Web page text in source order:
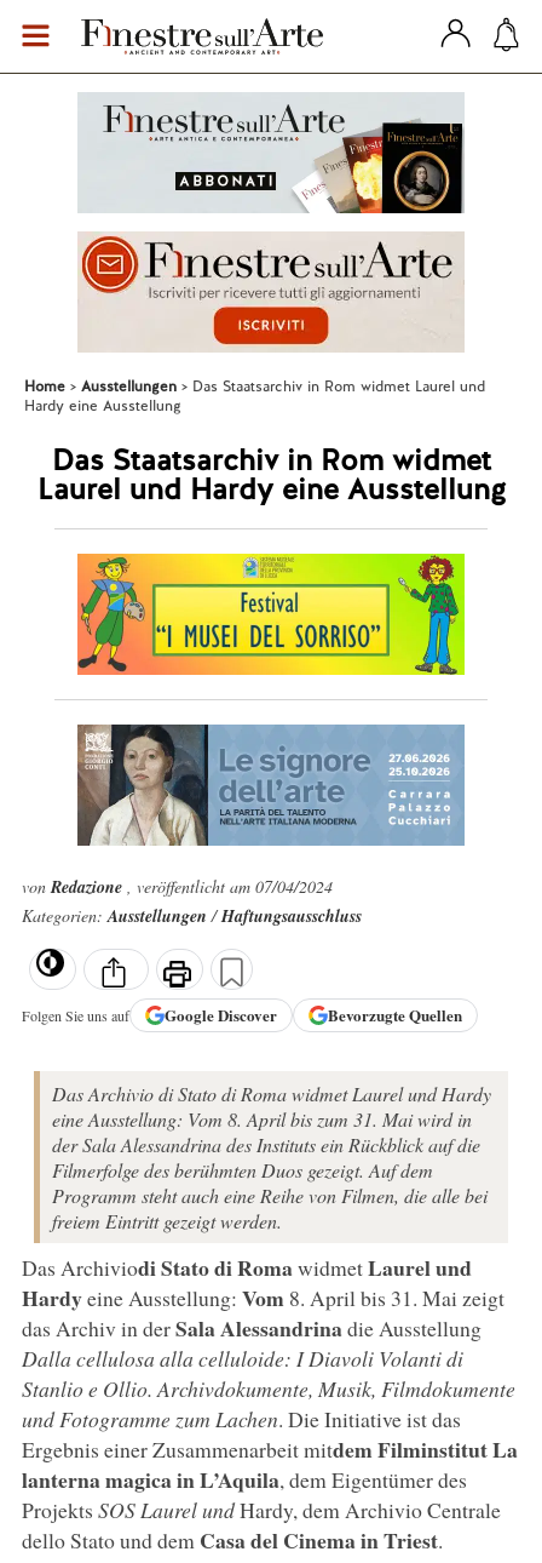
Home Ausstellungen
Das Staatsarchiv in Rom widmet Laurel und
Hardy eine Ausstellung
Das Staatsarchiv in Rom widmet
Laurel und Hardy eine Ausstellung
vonRedazione , veröffentlicht am 07/04/2024
Kategorien:Ausstellungen/Haftungsausschluss
Folgen Sie uns auf GoogleDiscover Bevorzugte Quellen
Das Archivio di Stato di Roma widmet Laurel und Hardy
eine Ausstellung: Vom 8. April bis zum 31. Mai wird in
der Sala Alessandrina des Instituts ein Rückblick auf die
Filmerfolge des berühmten Duos gezeigt. Auf dem
Programm steht auch eine Reihe von Filmen, die alle bei
freiem Eintritt gezeigt werden.
Das Archiviodi Stato di RomawidmetLaurel und
Hardyeine Ausstellung: Vom 8. April bis 31. Mai zeigt
das Archiv in derSala Alessandrinadie Ausstellung
Dalla cellulosa alla celluloide: I Diavoli Volanti di
Stanlio e Ollio. Archivdokumente, Musik, Filmdokumente
und Fotogramme zum Lachen. Die Initiative ist das
Ergebnis einer Zusammenarbeit mitdem Filminstitut La
lanterna magica in L’Aquila, dem Eigentümer des
Projekts SOS Laurel undHardy, dem Archivio Centrale
dello Stato und dem Casa del Cinema in Triest.